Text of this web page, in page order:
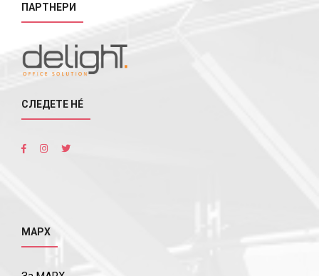
ПАРТНЕРИ
СЛЕДЕТЕ НÉ
МАРХ